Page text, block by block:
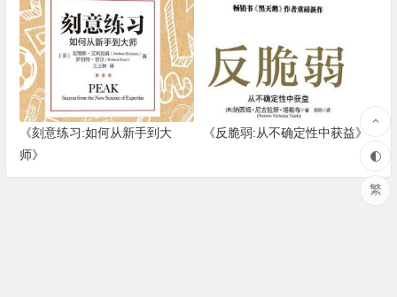
《刻意练习:如何从新手到大
师》
《反脆弱:从不确定性中获益》
繁